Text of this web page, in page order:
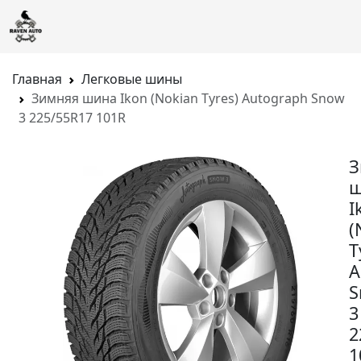
Главная
Легковые шины
Зимняя шина Ikon (Nokian Tyres) Autograph Snow
3 225/55R17 101R
3